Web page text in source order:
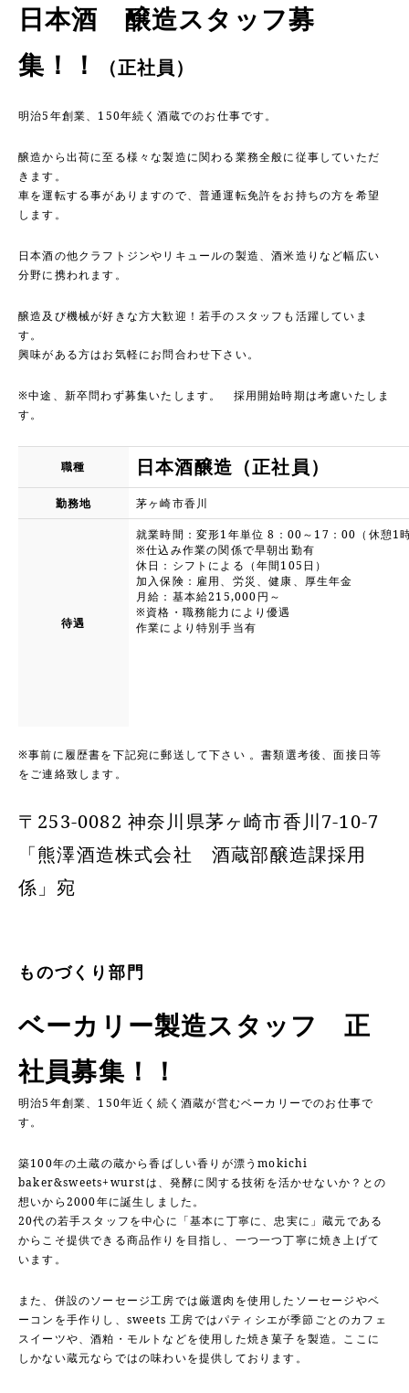
日本酒 醸造スタッフ募
集！！
（正社員）
明治5年創業、 150年続く酒蔵でのお仕事です。
醸造から出荷に至る様々な製造に関わる業務全般に従事していただ
きます。
車を運転する事がありますので、 普通運転免許をお持ちの方を希望
します。
日本酒の他クラフトジンやリキュールの製造、酒米造りなど幅広い
分野に携われます。
醸造及び機械が好きな方大歓迎！若手のスタッフも活躍していま
す。
興味がある方はお気軽にお問合わせ下さい。
※中途、新卒問わず募集いたします。 採用開始時期は考慮いたしま
す。
職種 日本酒醸造（正社員）
勤務地 茅ヶ崎市香川
待遇
就業時間：変形1年単位 8：00～17：00（休憩1
※仕込み作業の関係で早朝出勤有
休日：シフトによる（年間105日）
加入保険：雇用、労災、健康、厚生年金
月給：基本給215,000円～
※資格・職務能力により優遇
作業により特別手当有
※事前に履歴書を下記宛に郵送して下さい 。書類選考後、面接日等
をご連絡致します。
〒253-0082 神奈川県茅ヶ崎市香川7-10-7
「熊澤酒造株式会社 酒蔵部醸造課採用
係」宛
ものづくり部門
ベーカリー製造スタッフ 正
社員募集！！
明治5年創業、 150年近く続く酒蔵が営むベーカリーでのお仕事で
す。
築100年の土蔵の蔵から香ばしい香りが漂うmokichi
baker&sweets+wurstは、 発酵に関する技術を活かせないか？との
想いから2000年に誕生しました。
20代の若手スタッフを中心に「基本に丁寧に、忠実に」蔵元である
からこそ提供できる商品作りを目指し、一つ一つ丁寧に焼き上げて
います。
また、併設のソーセージ工房では厳選肉を使用したソーセージやベ
ーコンを手作りし、sweets 工房ではパティシエが季節ごとのカフェ
スイーツや、酒粕・モルトなどを使用した焼き菓子を製造。ここに
しかない蔵元ならではの味わいを提供しております。